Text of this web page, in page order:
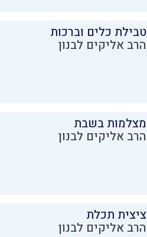
טבילת כלים וברכות
הרב אליקים לבנון
מצלמות בשבת
הרב אליקים לבנון
ציצית תכלת
הרב אליקים לבנון